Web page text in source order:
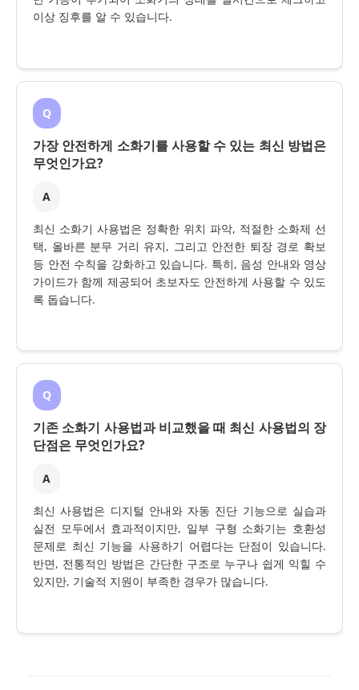
이상 징후를 알 수 있습니다.
Q
가장 안전하게 소화기를 사용할 수 있는 최신 방법은
무엇인가요?
A
최신 소화기 사용법은 정확한 위치 파악, 적절한 소화제 선
택, 올바른 분무 거리 유지, 그리고 안전한 퇴장 경로 확보
등 안전 수칙을 강화하고 있습니다. 특히, 음성 안내와 영상
가이드가 함께 제공되어 초보자도 안전하게 사용할 수 있도
록 돕습니다.
Q
기존 소화기 사용법과 비교했을 때 최신 사용법의 장
단점은 무엇인가요?
A
최신 사용법은 디지털 안내와 자동 진단 기능으로 실습과
실전 모두에서 효과적이지만, 일부 구형 소화기는 호환성
문제로 최신 기능을 사용하기 어렵다는 단점이 있습니다.
반면, 전통적인 방법은 간단한 구조로 누구나 쉽게 익힐 수
있지만, 기술적 지원이 부족한 경우가 많습니다.